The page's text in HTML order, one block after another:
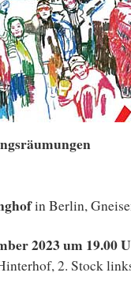
in Berlin,
2023 um 19.00
2. Stock